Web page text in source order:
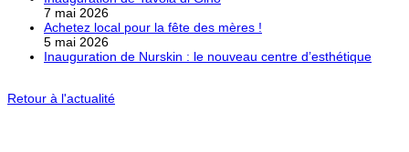
7 mai 2026
Achetez local pour la fête des mères !
5 mai 2026
Inauguration de Nurskin : le nouveau centre d’esthétique
Retour à l'actualité